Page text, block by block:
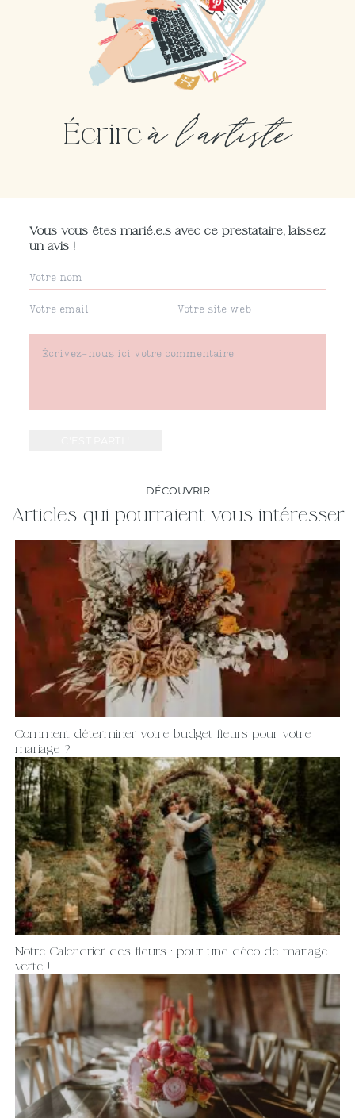
Écrire à l'artiste
Vous vous êtes marié.e.s avec ce prestataire, laissez
un avis !
DÉCOUVRIR
Articles qui pourraient vous intéresser
Comment déterminer votre budget fleurs pour votre
mariage ?
Notre Calendrier des fleurs : pour une déco de mariage
verte !